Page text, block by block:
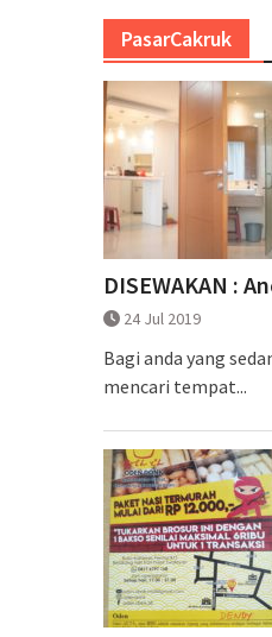
PasarCakruk
DISEWAKAN :
24 Jul 2019
Bagi anda yang
mencari tempat...